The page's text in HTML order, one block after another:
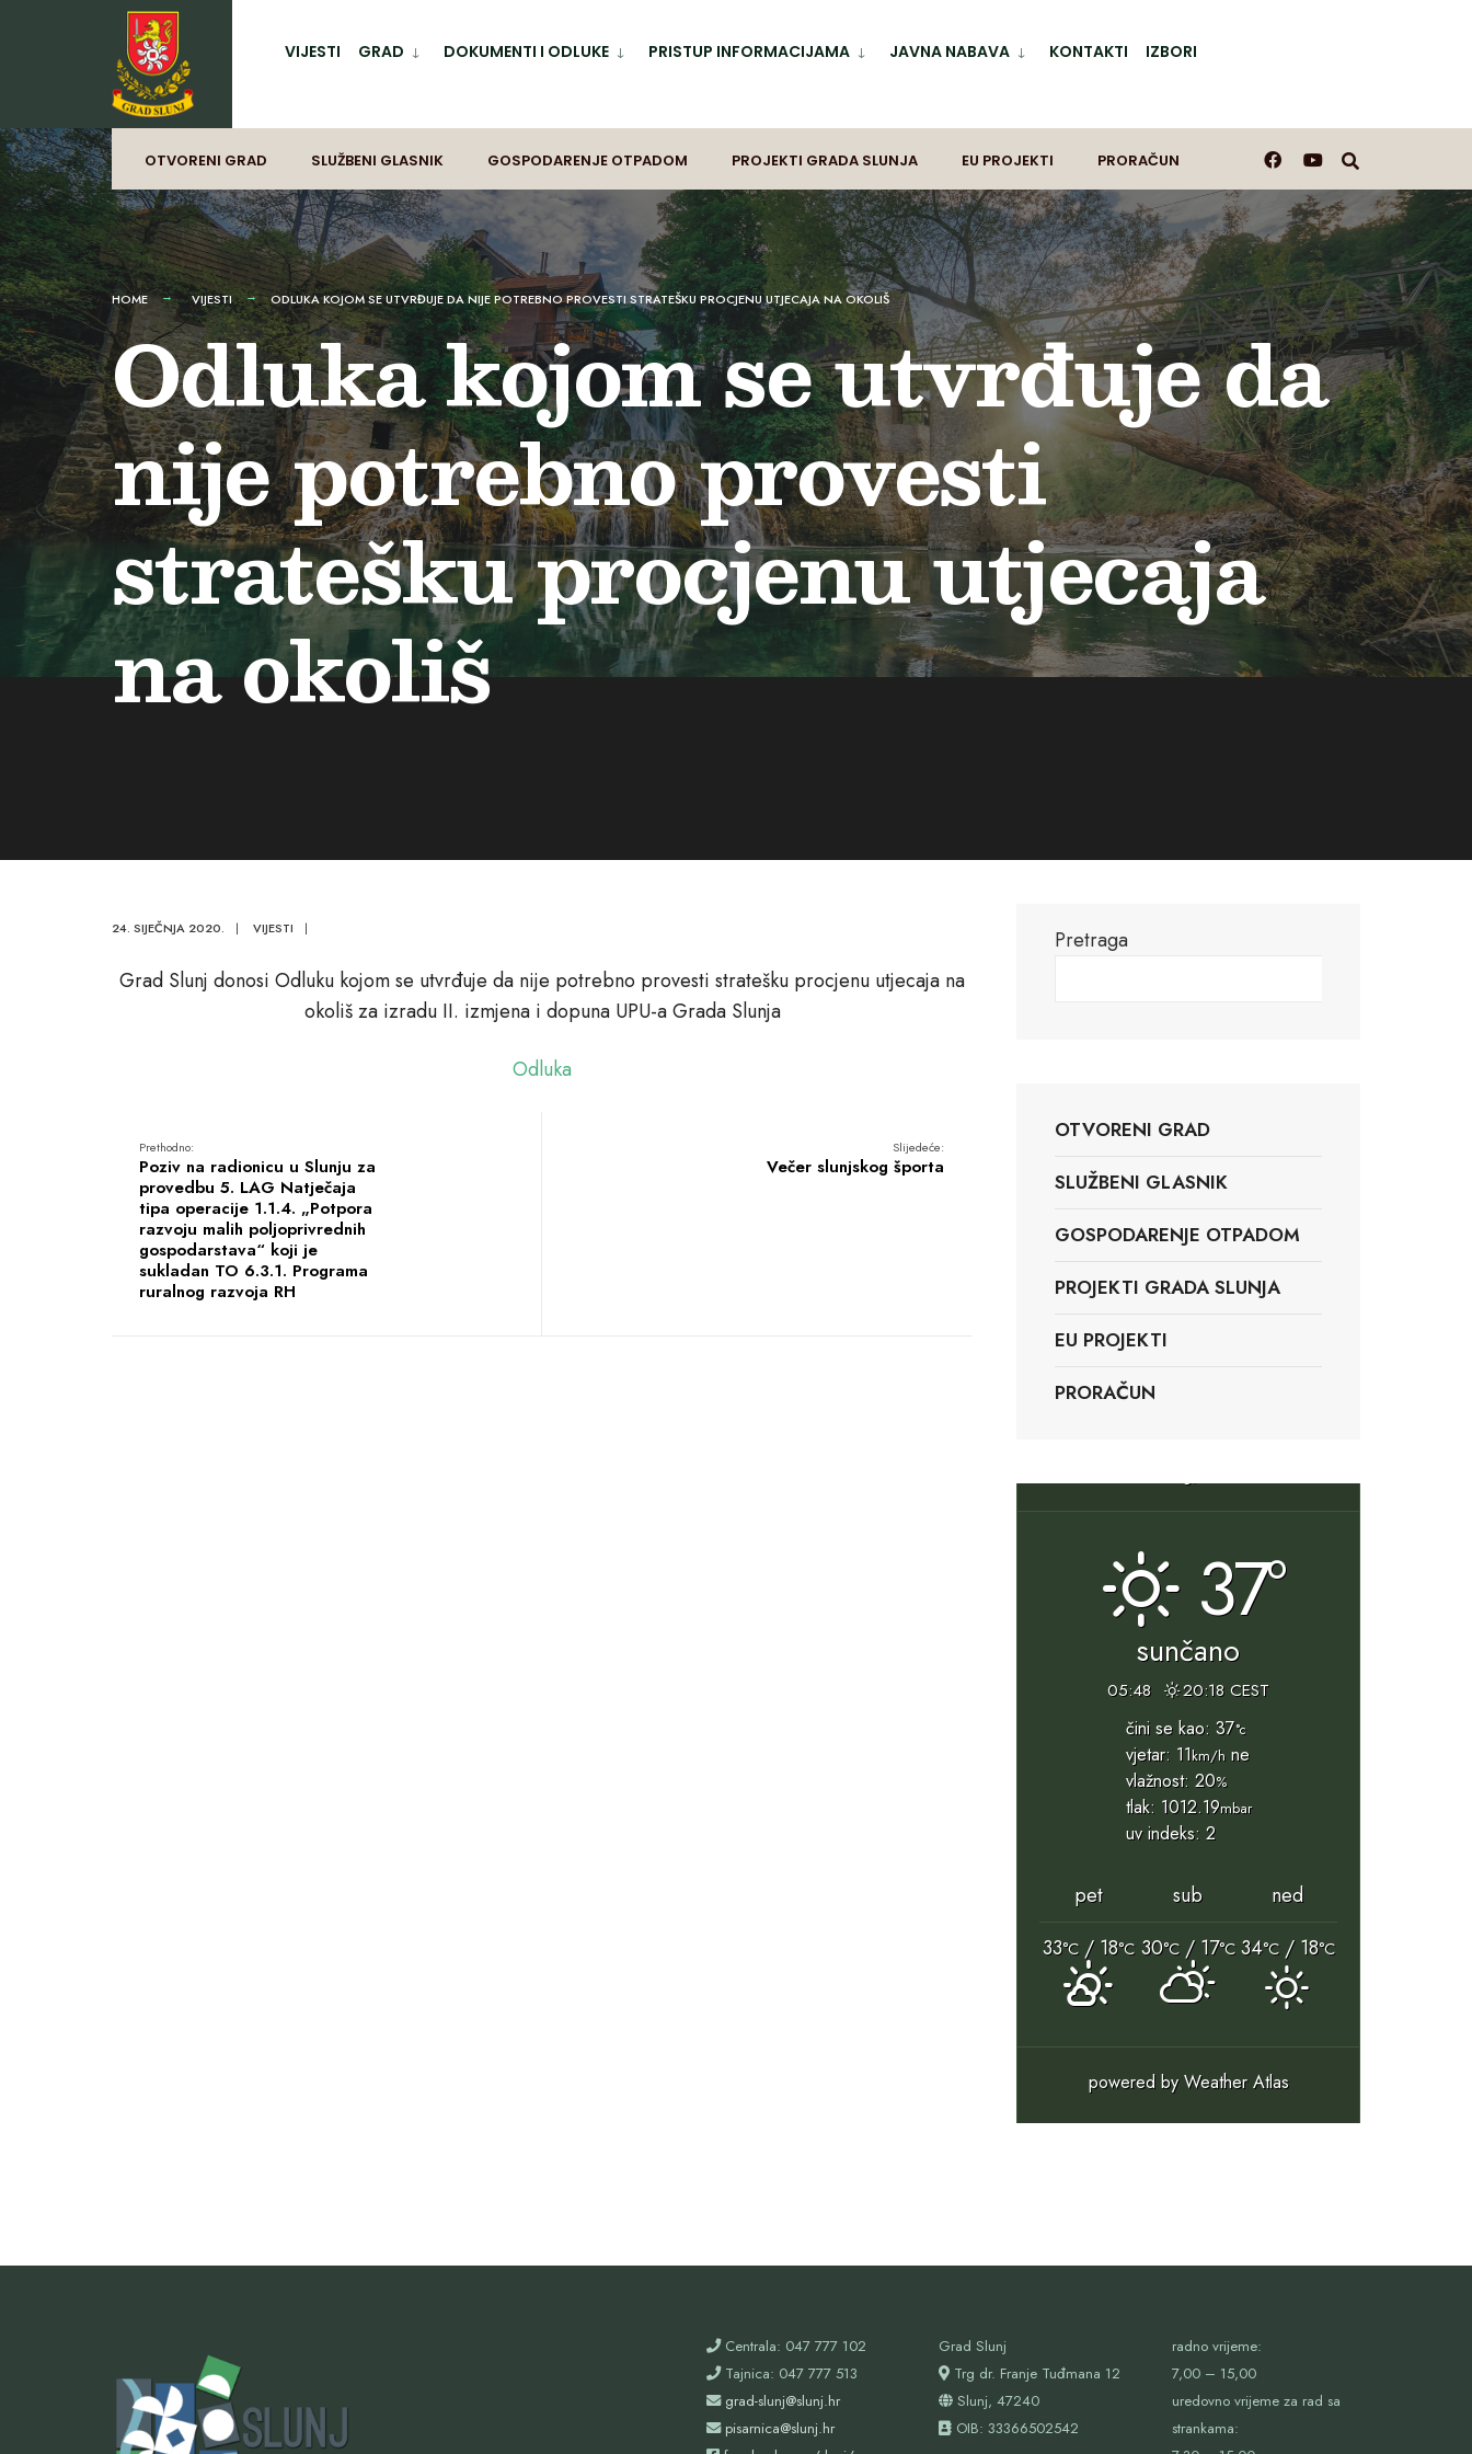
Preskoči
na
sadržaj
VIJESTI GRAD DOKUMENTI I ODLUKE PRISTUP INFORMACIJAMA JAVNA NABAVA KONTAKTI IZBORI
OTVORENI GRAD SLUŽBENI GLASNIK GOSPODARENJE OTPADOM PROJEKTI GRADA SLUNJA EU PROJEKTI PRORAČUN
HOME VIJESTI ODLUKA KOJOM SE UTVRĐUJE DA NIJE POTREBNO PROVESTI STRATEŠKU PROCJENU UTJECAJA NA OKOLIŠ
Odluka kojom se utvrđuje da
nije potrebno provesti
stratešku procjenu utjecaja
na okoliš
24. SIJEČNJA 2020. | VIJESTI |
Grad Slunj donosi Odluku kojom se utvrđuje da nije potrebno provesti stratešku procjenu utjecaja na
okoliš za izradu II. izmjena i dopuna UPU-a Grada Slunja
Odluka
Prethodno:
Poziv na radionicu u Slunju za
provedbu 5. LAG Natječaja
tipa operacije 1.1.4. „Potpora
razvoju malih poljoprivrednih
gospodarstava“ koji je
sukladan TO 6.3.1. Programa
ruralnog razvoja RH
Slijedeće:
Večer slunjskog športa
Pretraga
OTVORENI GRAD
SLUŽBENI GLASNIK
GOSPODARENJE OTPADOM
PROJEKTI GRADA SLUNJA
EU PROJEKTI
PRORAČUN
37°
sunčano
05:48 20:18 CEST
čini se kao: 37°c
vjetar: 11km/hne
vlažnost: 20%
tlak: 1012.19mbar
uv indeks: 2
pet sub
ned
33°C / 18°C 30°C/ 17°C 34°C/ 18°C
powered byWeather Atlas
Centrala: 047 777 102
Tajnica: 047 777 513
grad-slunj@slunj.hr
pisarnica@slunj.hr
Grad Slunj
Trg dr. Franje Tuđmana 12
Slunj, 47240
OIB: 33366502542
radno vrijeme:
7,00 – 15,00
uredovno vrijeme za rad sa
strankama: